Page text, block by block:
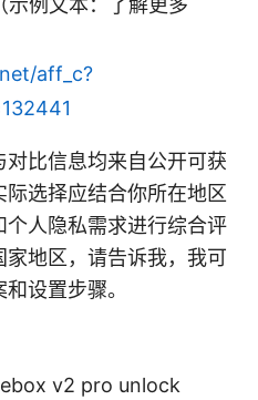
aff_c?
比信息均来自公开可获
选择应结合你所在地区
人隐私需求进行综合评
地区，请告诉我，我可
设置步骤。
v2 pro unlock